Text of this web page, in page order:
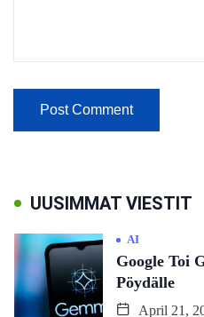
UUSIMMAT VIESTIT
AI
Google Toi
Pöydälle
April 21,